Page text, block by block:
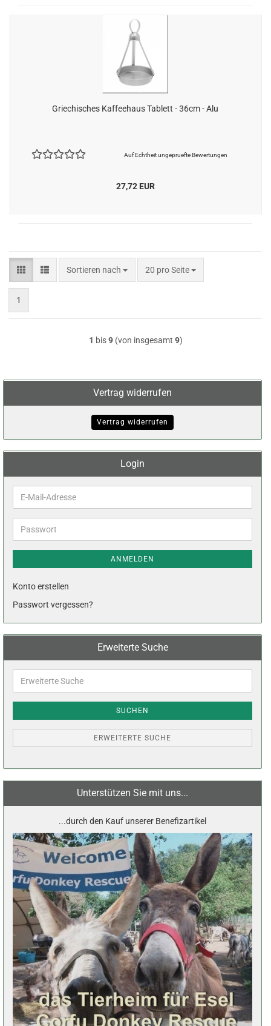
Griechisches Kaffeehaus Tablett - 36cm - Alu
Auf Echtheit ungepruefte Bewertungen
27,72 EUR
Sortieren nach
Sortieren nach 20 pro Seite
pro Seite
1
1 bis9(von insgesamt 9)
Vertrag widerrufen
Vertrag widerrufen
Login
E-
Mail-
Adresse
Passwort
ANMELDEN
Konto erstellen
Passwort vergessen?
Erweiterte Suche
Suche
SUCHEN
ERWEITERTE SUCHE
Unterstützen Sie mit uns...
...durch den Kauf unserer Benefizartikel